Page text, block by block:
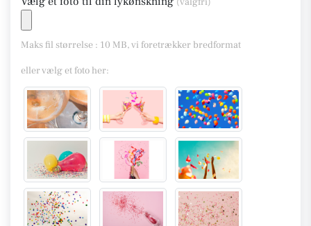
Maks fil størrelse : 10 MB, vi foretrækker bredformat
eller vælg et foto her: